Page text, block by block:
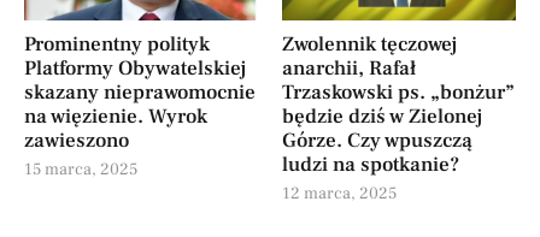
Prominentny polityk
Platformy Obywatelskiej
skazany nieprawomocnie
na więzienie. Wyrok
zawieszono
15 marca, 2025
Zwolennik tęczowej
anarchii, Rafał
Trzaskowski ps. „bonżur”
będzie dziś w Zielonej
Górze. Czy wpuszczą
ludzi na spotkanie?
12 marca, 2025